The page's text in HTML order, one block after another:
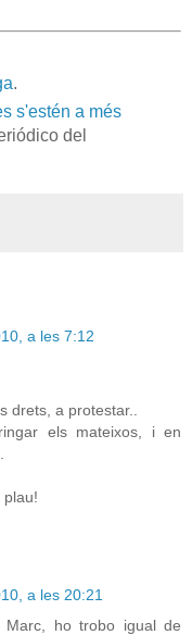
.
s'estén a més
del
a les 7:12
drets, a protestar..
els mateixos, i en
plau!
a les 20:21
ho trobo igual de